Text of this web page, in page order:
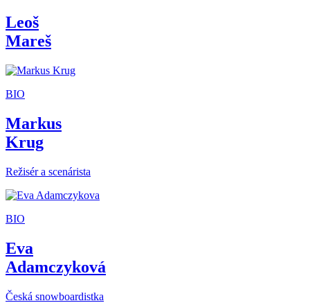
Leoš
Mareš
BIO
Markus
Krug
Režisér a scenárista
BIO
Eva
Adamczyková
Česká snowboardistka